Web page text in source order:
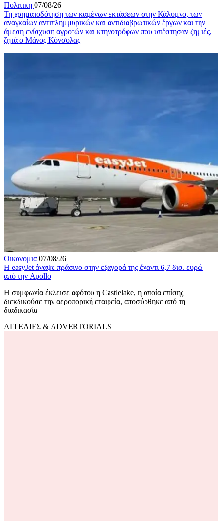
Πολιτικη 07/08/26
Τη χρηματοδότηση των καμένων εκτάσεων στην Κάλυμνο, των
αναγκαίων αντιπλημμυρικών και αντιδιαβρωτικών έργων και την
άμεση ενίσχυση αγροτών και κτηνοτρόφων που υπέστησαν ζημιές,
ζητά ο Μάνος Κόνσολας
Οικονομια 07/08/26
Η easyJet άναψε πράσινο στην εξαγορά της έναντι 6,7 δισ. ευρώ
από την Apollo
Η συμφωνία έκλεισε αφότου η Castlelake, η οποία επίσης
διεκδικούσε την αεροπορική εταιρεία, αποσύρθηκε από τη
διαδικασία
ΑΓΓΕΛΙΕΣ & ADVERTORIALS